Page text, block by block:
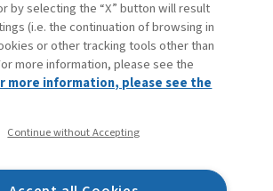
by selecting the “X” button will result
(i.e. the continuation of browsing in
or other tracking tools other than
more information, please see the
more information, please see the
Continue without Accepting